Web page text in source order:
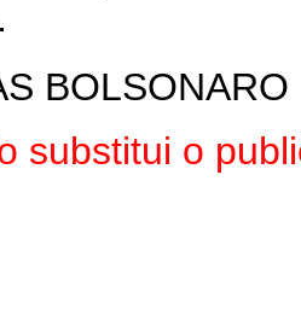
BOLSONARO
substitui o